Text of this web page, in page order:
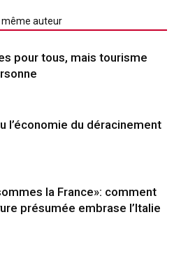
même auteur
pour tous, mais tourisme
l’économie du déracinement
la France»: comment
présumée embrase l’Italie